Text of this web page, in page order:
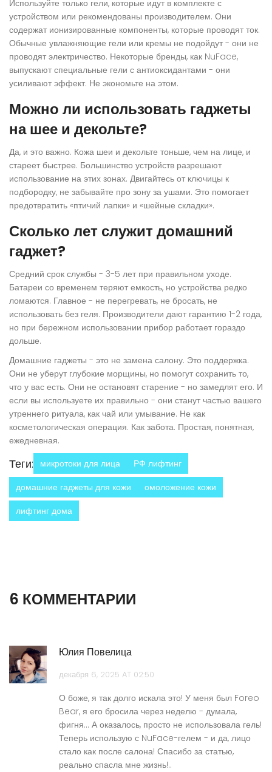
Используйте только гели, которые идут в комплекте с
устройством или рекомендованы производителем. Они
содержат ионизированные компоненты, которые проводят ток.
Обычные увлажняющие гели или кремы не подойдут - они не
проводят электричество. Некоторые бренды, как NuFace,
выпускают специальные гели с антиоксидантами - они
усиливают эффект. Не экономьте на этом.
Можно ли использовать гаджеты
на шее и декольте?
Да, и это важно. Кожа шеи и декольте тоньше, чем на лице, и
стареет быстрее. Большинство устройств разрешают
использование на этих зонах. Двигайтесь от ключицы к
подбородку, не забывайте про зону за ушами. Это помогает
предотвратить «птичий лапки» и «шейные складки».
Сколько лет служит домашний
гаджет?
Средний срок службы - 3-5 лет при правильном уходе.
Батареи со временем теряют емкость, но устройства редко
ломаются. Главное - не перегревать, не бросать, не
использовать без геля. Производители дают гарантию 1-2 года,
но при бережном использовании прибор работает гораздо
дольше.
Домашние гаджеты - это не замена салону. Это поддержка.
Они не уберут глубокие морщины, но помогут сохранить то,
что у вас есть. Они не остановят старение - но замедлят его. И
если вы используете их правильно - они станут частью вашего
утреннего ритуала, как чай или умывание. Не как
косметологическая операция. Как забота. Простая, понятная,
ежедневная.
Теги: микротоки для лица
РФ лифтинг
домашние гаджеты для кожи
омоложение кожи
лифтинг дома
6 КОММЕНТАРИИ
Юлия Повелица
декабря 6, 2025 AT 02:50
О боже, я так долго искала это! У меня был Foreo
Bear, я его бросила через неделю - думала,
фигня... А оказалось, просто не использовала гель!
Теперь использую с NuFace-гелем - и да, лицо
стало как после салона! Спасибо за статью,
реально спасла мне жизнь!..